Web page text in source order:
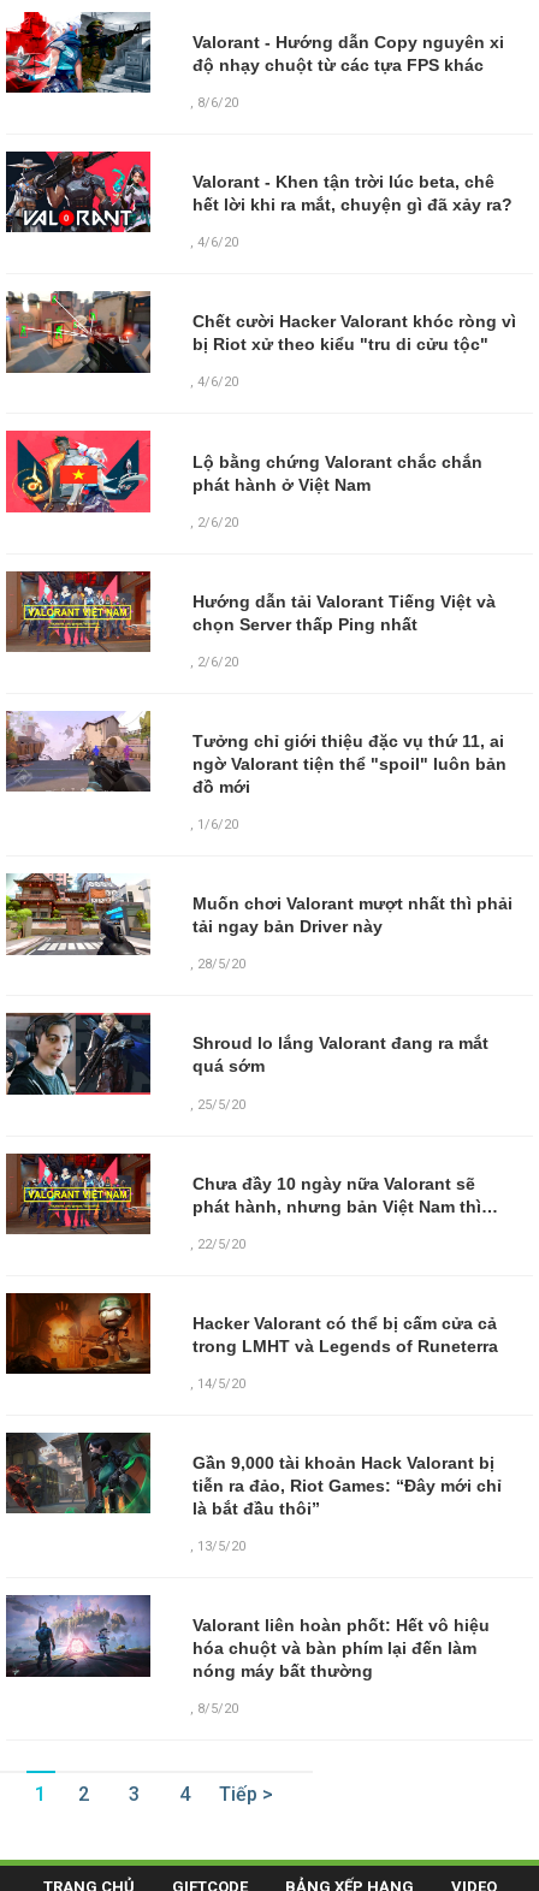
Valorant - Hướng dẫn Copy nguyên xi
độ nhạy chuột từ các tựa FPS khác
, 8/6/20
Valorant - Khen tận trời lúc beta, chê
hết lời khi ra mắt, chuyện gì đã xảy ra?
,4/6/20
Chết cười Hacker Valorant khóc ròng vì
bị Riot xử theo kiểu "tru di cửu tộc"
,4/6/20
Lộ bằng chứng Valorant chắc chắn
phát hành ở Việt Nam
, 2/6/20
Hướng dẫn tải Valorant Tiếng Việt và
chọn Server thấp Ping nhất
, 2/6/20
Tưởng chỉ giới thiệu đặc vụ thứ 11, ai
ngờ Valorant tiện thể "spoil" luôn bản
đồ mới
, 1/6/20
Muốn chơi Valorant mượt nhất thì phải
tải ngay bản Driver này
, 28/5/20
Shroud lo lắng Valorant đang ra mắt
quá sớm
25/5/20
Chưa đầy 10 ngày nữa Valorant sẽ
phát hành, nhưng bản Việt Nam thì…
, 22/5/20
Hacker Valorant có thể bị cấm cửa cả
trong LMHT và Legends of Runeterra
, 14/5/20
Gần 9,000 tài khoản Hack Valorant bị
tiễn ra đảo, Riot Games: “Đây mới chỉ
là bắt đầu thôi”
, 13/5/20
Valorant liên hoàn phốt: Hết vô hiệu
hóa chuột và bàn phím lại đến làm
nóng máy bất thường
, 8/5/20
1 2 3 4 Tiếp >
TRANG CHỦ GIFTCODE BẢNG XẾP HẠNG VIDEO